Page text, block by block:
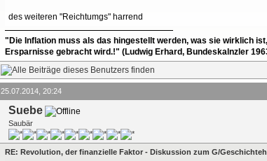
des weiteren "Reichtumgs" harrend
"Die Inflation muss als das hingestellt werden, was sie wirklich
Ersparnisse gebracht wird.!" (Ludwig Erhard, Bundeskalnzler
25.07.2014, 20:24
Suebe
Saubär
RE: Revolution, der finanzielle Faktor - Diskussion zum G/